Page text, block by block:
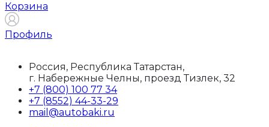
Корзина
Профиль
Россия, Республика Татарстан,
г. Набережные Челны, проезд Тизлек, 32
+7 (800) 100 77 34
+7 (8552) 44-33-29
mail@autobaki.ru